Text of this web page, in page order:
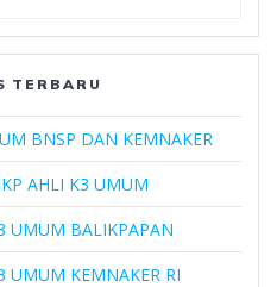
TERBARU
BNSP DAN KEMNAKER
AHLI K3 UMUM
UMUM BALIKPAPAN
UMUM KEMNAKER RI